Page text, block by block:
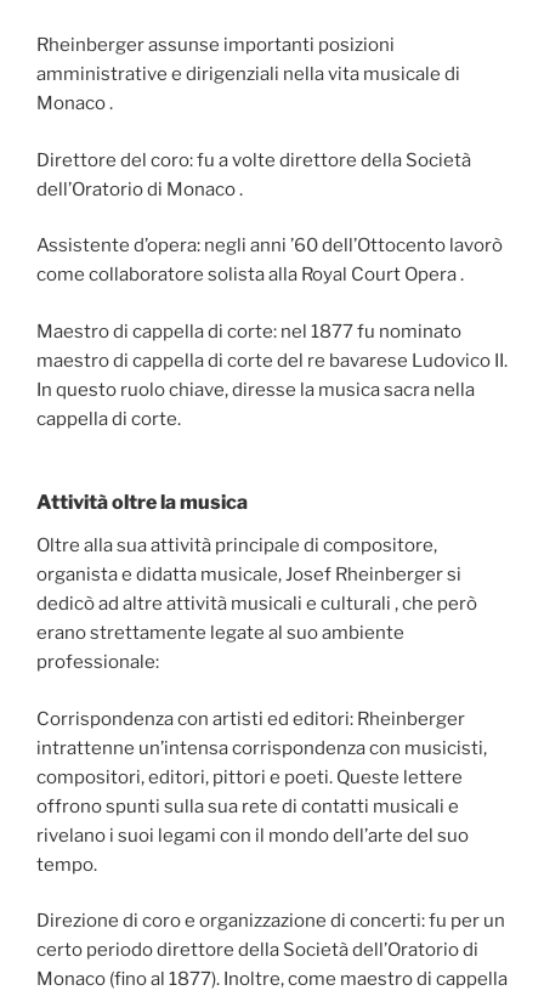
Rheinberger assunse importanti posizioni
amministrative e dirigenziali nella vita musicale di
Monaco .
Direttore del coro: fu a volte direttore della Società
dell’Oratorio di Monaco .
Assistente d’opera: negli anni ’60 dell’Ottocento lavorò
come collaboratore solista alla Royal Court Opera .
Maestro di cappella di corte: nel 1877 fu nominato
maestro di cappella di corte del re bavarese Ludovico II.
In questo ruolo chiave, diresse la musica sacra nella
cappella di corte.
Attività oltre la musica
Oltre alla sua attività principale di compositore,
organista e didatta musicale, Josef Rheinberger si
dedicò ad altre attività musicali e culturali , che però
erano strettamente legate al suo ambiente
professionale:
Corrispondenza con artisti ed editori: Rheinberger
intrattenne un’intensa corrispondenza con musicisti,
compositori, editori, pittori e poeti. Queste lettere
offrono spunti sulla sua rete di contatti musicali e
rivelano i suoi legami con il mondo dell’arte del suo
tempo.
Direzione di coro e organizzazione di concerti: fu per un
certo periodo direttore della Società dell’Oratorio di
Monaco (fino al 1877). Inoltre, come maestro di cappella